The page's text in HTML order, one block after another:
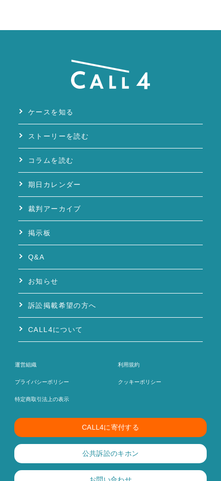
ケースを知る
ストーリーを読む
コラムを読む
期日カレンダー
裁判アーカイブ
掲示板
Q&A
お知らせ
訴訟掲載希望の方へ
CALL4について
運営組織 利用規約
プライバシーポリシー クッキーポリシー
特定商取引法上の表示
CALL4に寄付する
公共訴訟のキホン